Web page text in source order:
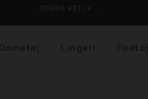
- GRATIS RETUR -
Dametøj Lingeri Fodtøj